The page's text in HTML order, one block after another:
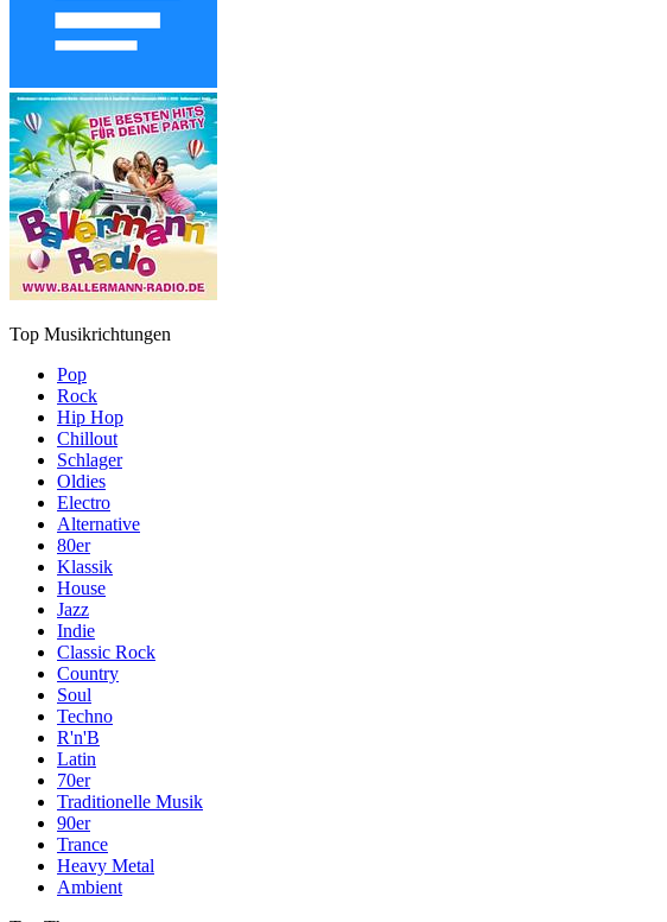
Top Musikrichtungen
Pop
Rock
Hip Hop
Chillout
Schlager
Oldies
Electro
Alternative
80er
Klassik
House
Jazz
Indie
Classic Rock
Country
Soul
Techno
R'n'B
Latin
70er
Traditionelle Musik
90er
Trance
Heavy Metal
Ambient